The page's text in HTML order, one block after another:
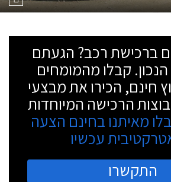
ברכישת רכב? הגעתם
קבלו מהמומחים
חינם, הכירו את מבצעי
הרכישה המיוחדות
מאיתנו בחינם הצעה
עכשיו
התקשרו